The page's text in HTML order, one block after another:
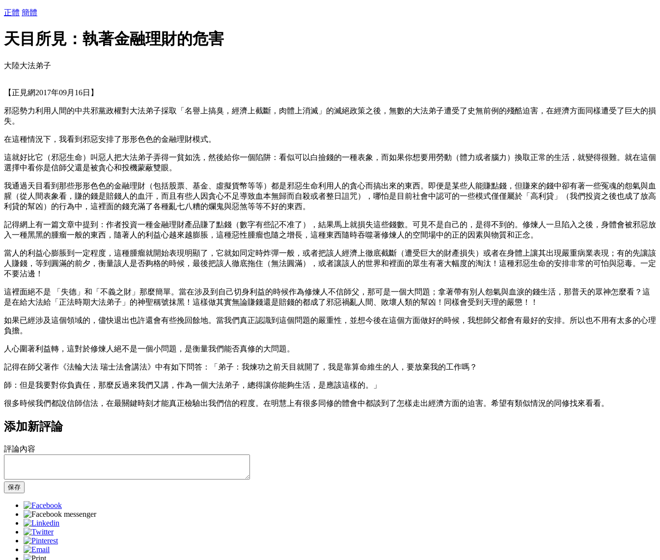
正體 簡體
天目所見：執著金融理財的危害
大陸大法弟子
【正見網2017年09月16日】
邪惡勢力利用人間的中共邪黨政權對大法弟子採取「名譽上搞臭，經濟上截斷，肉體上消滅」的滅絕政策之後，無數的大法弟子遭受了史無前例的殘酷迫害，在經濟方面同樣遭受了巨大的損
失。
在這種情況下，我看到邪惡安排了形形色色的金融理財模式。
這就好比它（邪惡生命）叫惡人把大法弟子弄得一貧如洗，然後給你一個陷阱：看似可以白撿錢的一種表象，而如果你想要用勞動（體力或者腦力）換取正常的生活，就變得很難。就在這個
選擇中看你是信師父還是被貪心和投機蒙蔽雙眼。
我通過天目看到那些形形色色的金融理財（包括股票、基金、虛擬貨幣等等）都是邪惡生命利用人的貪心而搞出來的東西。即便是某些人能賺點錢，但賺來的錢中卻有著一些冤魂的怨氣與血
腥（從人間表象看，賺的錢是賠錢人的血汗，而且有些人因貪心不足導致血本無歸而自殺或者整日詛咒），哪怕是目前社會中認可的一些模式僅僅屬於「高利貸」（我們投資之後也成了放高
利貸的幫凶）的行為中，這裡面的錢充滿了各種亂七八糟的爛鬼與惡煞等等不好的東西。
記得網上有一篇文章中提到：作者投資一種金融理財產品賺了點錢（數字有些記不准了），結果馬上就損失這些錢數。可見不是自己的，是得不到的。修煉人一旦陷入之後，身體會被邪惡放
入一種黑黑的腫瘤一般的東西，隨著人的利益心越來越膨脹，這種惡性腫瘤也隨之增長，這種東西隨時吞噬著修煉人的空間場中的正的因素與物質和正念。
當人的利益心膨脹到一定程度，這種腫瘤就開始表現明顯了，它就如同定時炸彈一般，或者把該人經濟上徹底截斷（遭受巨大的財產損失）或者在身體上讓其出現嚴重病業表現；有的先讓該
人賺錢，等到圓滿的前夕，衡量該人是否夠格的時候，最後把該人徹底拖住（無法圓滿），或者讓該人的世界和裡面的眾生有著大幅度的淘汰！這種邪惡生命的安排非常的可怕與惡毒。一定
不要沾邊！
這裡面絕不是 「失德」和「不義之財」那麼簡單。當在涉及到自己切身利益的時候作為修煉人不信師父，那可是一個大問題；拿著帶有別人怨氣與血淚的錢生活，那普天的眾神怎麼看？這
是在給大法給「正法時期大法弟子」的神聖稱號抹黑！這樣做其實無論賺錢還是賠錢的都成了邪惡禍亂人間、敗壞人類的幫凶！同樣會受到天理的嚴懲！！
如果已經涉及這個領域的，儘快退出也許還會有些挽回餘地。當我們真正認識到這個問題的嚴重性，並想今後在這個方面做好的時候，我想師父都會有最好的安排。所以也不用有太多的心理
負擔。
人心圍著利益轉，這對於修煉人絕不是一個小問題，是衡量我們能否真修的大問題。
記得在師父著作《法輪大法 瑞士法會講法》中有如下問答：「弟子：我煉功之前天目就開了，我是靠算命維生的人，要放棄我的工作嗎？
師：但是我要對你負責任，那麼反過來我們又講，作為一個大法弟子，總得讓你能夠生活，是應該這樣的。」
很多時候我們都說信師信法，在最關鍵時刻才能真正檢驗出我們信的程度。在明慧上有很多同修的體會中都談到了怎樣走出經濟方面的迫害。希望有類似情況的同修找來看看。
添加新評論
評論內容
保存